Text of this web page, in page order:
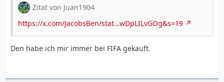
Zitat von Juan1904
https://x.com/JacobsBen/stat…wDpLILvGOg&s=19
Den habe ich mir immer bei FIFA gekauft.